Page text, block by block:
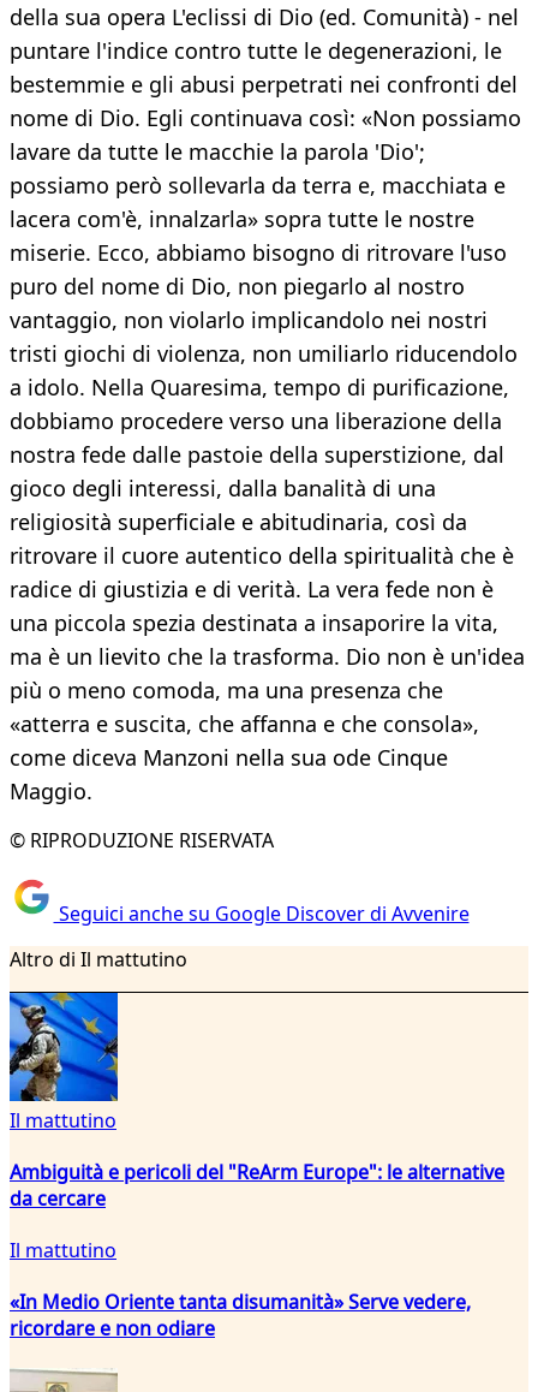
della sua opera L'eclissi di Dio (ed. Comunità) - nel
puntare l'indice contro tutte le degenerazioni, le
bestemmie e gli abusi perpetrati nei confronti del
nome di Dio. Egli continuava così: «Non possiamo
lavare da tutte le macchie la parola 'Dio';
possiamo però sollevarla da terra e, macchiata e
lacera com'è, innalzarla» sopra tutte le nostre
miserie. Ecco, abbiamo bisogno di ritrovare l'uso
puro del nome di Dio, non piegarlo al nostro
vantaggio, non violarlo implicandolo nei nostri
tristi giochi di violenza, non umiliarlo riducendolo
a idolo. Nella Quaresima, tempo di purificazione,
dobbiamo procedere verso una liberazione della
nostra fede dalle pastoie della superstizione, dal
gioco degli interessi, dalla banalità di una
religiosità superficiale e abitudinaria, così da
ritrovare il cuore autentico della spiritualità che è
radice di giustizia e di verità. La vera fede non è
una piccola spezia destinata a insaporire la vita,
ma è un lievito che la trasforma. Dio non è un'idea
più o meno comoda, ma una presenza che
«atterra e suscita, che affanna e che consola»,
come diceva Manzoni nella sua ode Cinque
Maggio.
© RIPRODUZIONE RISERVATA
Seguici anche su Google Discover di Avvenire
Altro di Il mattutino
Il mattutino
Ambiguità e pericoli del "ReArm Europe": le alternative
da cercare
Il mattutino
«In Medio Oriente tanta disumanità» Serve vedere,
ricordare e non odiare